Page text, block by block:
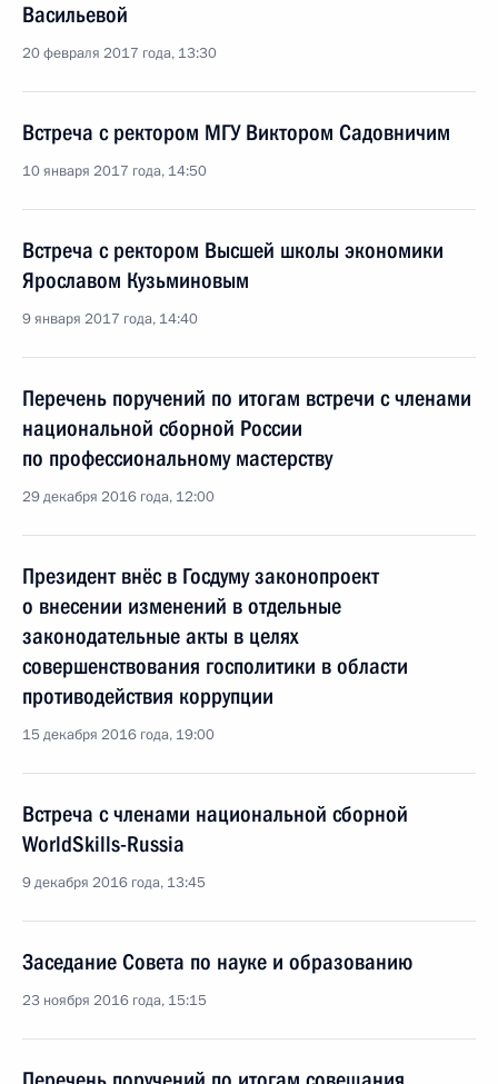
Васильевой
20 февраля 2017 года, 13:30
Встреча с ректором МГУ Виктором Садовничим
10 января 2017 года, 14:50
Встреча с ректором Высшей школы экономики
Ярославом Кузьминовым
9 января 2017 года, 14:40
Перечень поручений по итогам встречи с членами
национальной сборной России
по профессиональному мастерству
29 декабря 2016 года, 12:00
Президент внёс в Госдуму законопроект
о внесении изменений в отдельные
законодательные акты в целях
совершенствования госполитики в области
противодействия коррупции
15 декабря 2016 года, 19:00
Встреча с членами национальной сборной
WorldSkills-Russia
9 декабря 2016 года, 13:45
Заседание Совета по науке и образованию
23 ноября 2016 года, 15:15